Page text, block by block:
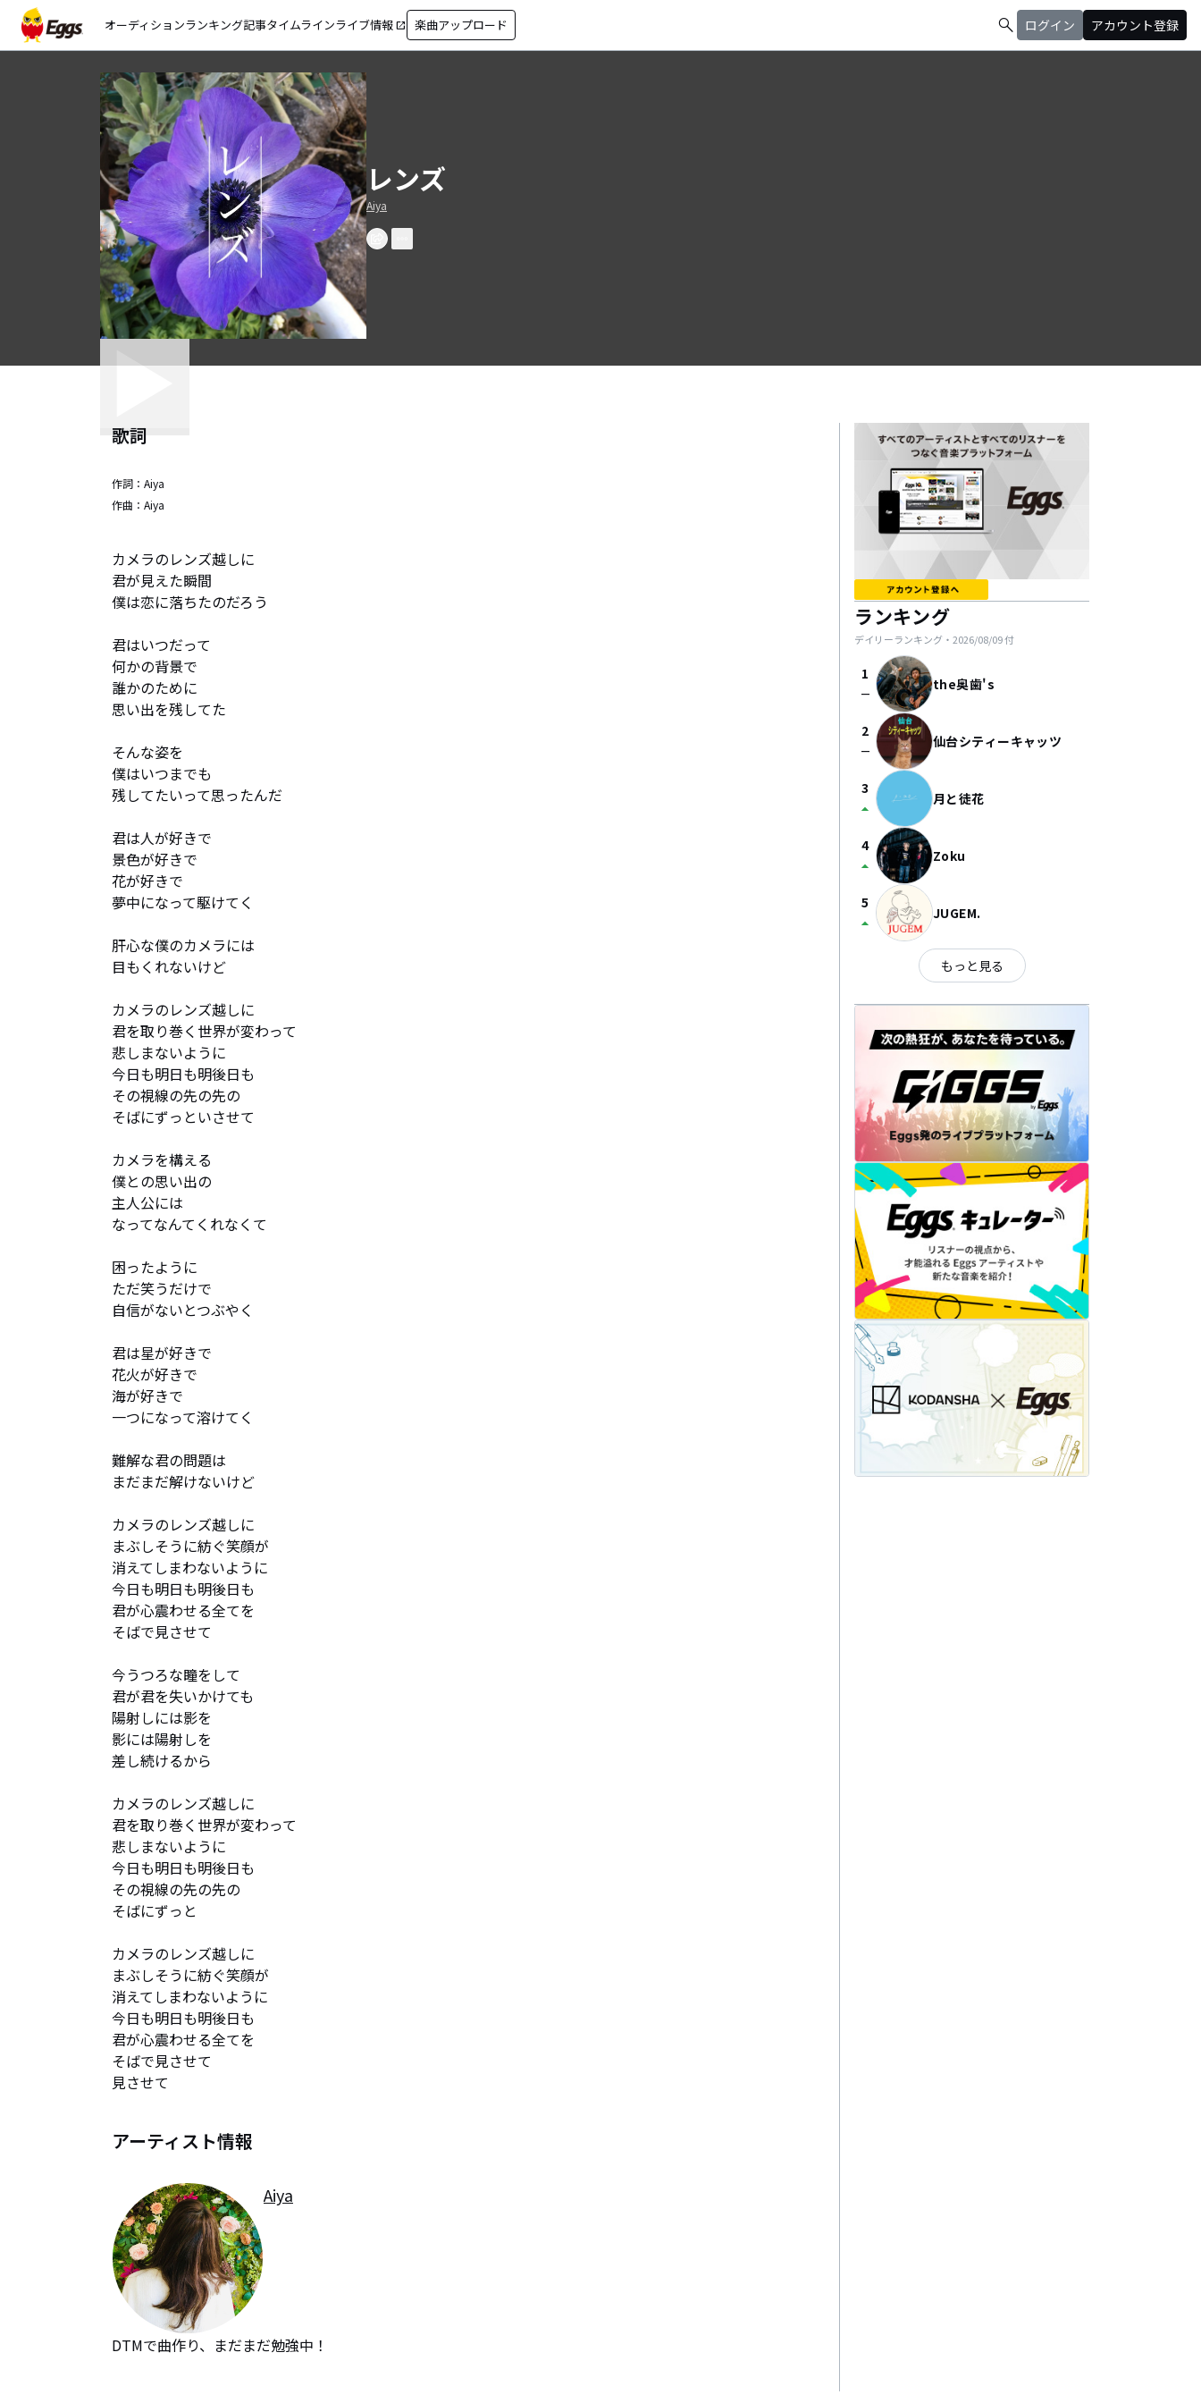
オーディションランキング記事タイムラインライブ情報 open_in_new 楽曲アップロード search ログイン アカウント登録
レンズ
Aiya
歌詞
作詞： Aiya
作曲： Aiya
カメラのレンズ越しに
君が見えた瞬間
僕は恋に落ちたのだろう
君はいつだって
何かの背景で
誰かのために
思い出を残してた
そんな姿を
僕はいつまでも
残してたいって思ったんだ
君は人が好きで
景色が好きで
花が好きで
夢中になって駆けてく
肝心な僕のカメラには
目もくれないけど
カメラのレンズ越しに
君を取り巻く世界が変わって
悲しまないように
今日も明日も明後日も
その視線の先の先の
そばにずっといさせて
カメラを構える
僕との思い出の
主人公には
なってなんてくれなくて
困ったように
ただ笑うだけで
自信がないとつぶやく
君は星が好きで
花火が好きで
海が好きで
一つになって溶けてく
難解な君の問題は
まだまだ解けないけど
カメラのレンズ越しに
まぶしそうに紡ぐ笑顔が
消えてしまわないように
今日も明日も明後日も
君が心震わせる全てを
そばで見させて
今うつろな瞳をして
君が君を失いかけても
陽射しには影を
影には陽射しを
差し続けるから
カメラのレンズ越しに
君を取り巻く世界が変わって
悲しまないように
今日も明日も明後日も
その視線の先の先の
そばにずっと
カメラのレンズ越しに
まぶしそうに紡ぐ笑顔が
消えてしまわないように
今日も明日も明後日も
君が心震わせる全てを
そばで見させて
見させて
アーティスト情報
Aiya
DTMで曲作り、まだまだ勉強中！
ランキング
デイリーランキング・ 2026/08/09付
1
check_indeterminate_small the奥歯's
2
check_indeterminate_small 仙台シティーキャッツ
3
arrow_drop_up 月と徒花
4
arrow_drop_up Zoku
5
arrow_drop_up JUGEM.
もっと見る